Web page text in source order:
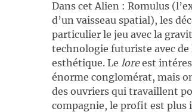
Dans cet Alien : Romulus
d’un vaisseau spatial), les
particulier le jeu avec la
technologie futuriste avec
esthétique. Le loreest
énorme conglomérat, mais
des ouvriers qui travaillent
compagnie, le profit est plus